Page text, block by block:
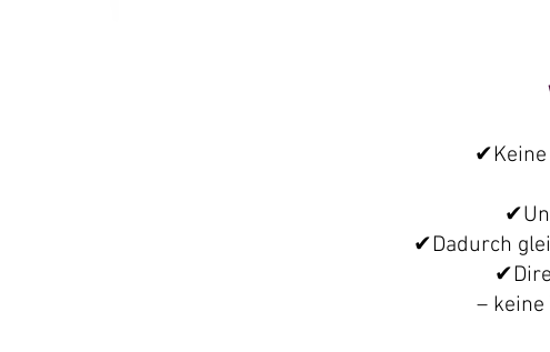
✔
✔
✔Dadurch
✔
–